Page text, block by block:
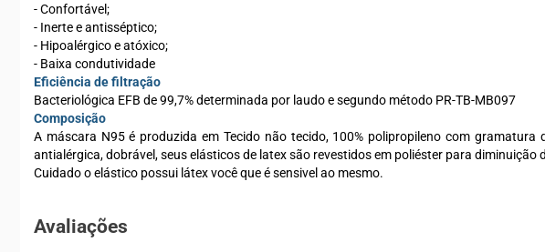
- Confortável;
- Inerte e antisséptico;
- Hipoalérgico e atóxico;
- Baixa condutividade
Eficiência de filtração
Bacteriológica EFB de 99,7% determinada por laudo e segundo método PR-TB-MB097
Composição
A máscara N95 é produzida em Tecido não tecido, 100% polipropileno com
antialérgica, dobrável, seus elásticos de latex são revestidos em poliéster para diminuição
Cuidado o elástico possui látex você que é sensivel ao mesmo.
Avaliações